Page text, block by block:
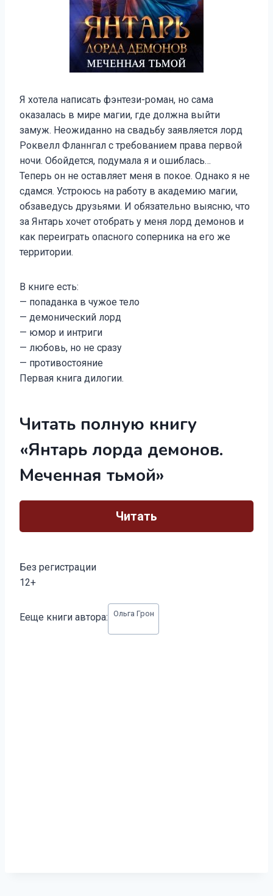
Я хотела написать фэнтези-роман, но сама
оказалась в мире магии, где должна выйти
замуж. Неожиданно на свадьбу заявляется лорд
Роквелл Фланнгал с требованием права первой
ночи. Обойдется, подумала я и ошиблась…
Теперь он не оставляет меня в покое. Однако я не
сдамся. Устроюсь на работу в академию магии,
обзаведусь друзьями. И обязательно выясню, что
за Янтарь хочет отобрать у меня лорд демонов и
как переиграть опасного соперника на его же
территории.
В книге есть:
— попаданка в чужое тело
— демонический лорд
— юмор и интриги
— любовь, но не сразу
— противостояние
Первая книга дилогии.
Читать полную книгу
«Янтарь лорда демонов.
Меченная тьмой»
Читать
Без регистрации
12+
записи:
Ееще книги автора: Ольга Грон